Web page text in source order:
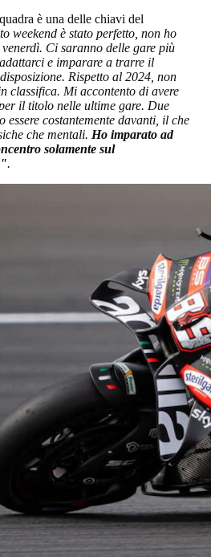
è una delle chiavi del
weekend è stato perfetto, non ho
Ci saranno delle gare più
e imparare a trarre il
Rispetto al 2024, non
classifica. Mi accontento di avere
il titolo nelle ultime gare. Due
essere costantemente davanti, il che
che mentali. Ho imparato ad
solamente sul
.